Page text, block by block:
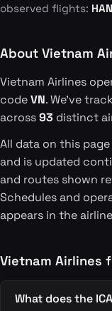
observed flights: HAN
About Vietnam
Vietnam Airlines
codeVN. We've
across93 distinct
All data on this
and is updated
and routes shown
Schedules and
appears in the
Vietnam Airlines
What does the